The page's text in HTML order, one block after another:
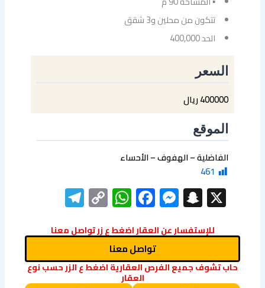
تتكون من محلين و3 شقق
الحد 400,000
السعر
400000 ريال
الموقع
الفاضلية – الهفوف – الأحساء
461
X
Snapchat
Messenger
Facebook
WhatsApp
Copy
Link
للإستفسار عن العقار اضغط ع زر تواصل معنا
تواصل معنا
حاب تشوف جميع الفرص العقارية اضغط ع الزر حسب نوع
العقار